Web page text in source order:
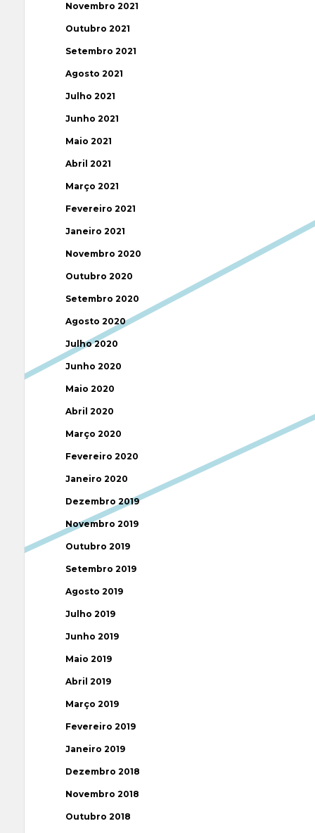
Novembro 2021
Outubro 2021
Setembro 2021
Agosto 2021
Julho 2021
Junho 2021
Maio 2021
Abril 2021
Março 2021
Fevereiro 2021
Janeiro 2021
Novembro 2020
Outubro 2020
Setembro 2020
Agosto 2020
Julho 2020
Junho 2020
Maio 2020
Abril 2020
Março 2020
Fevereiro 2020
Janeiro 2020
Dezembro 2019
Novembro 2019
Outubro 2019
Setembro 2019
Agosto 2019
Julho 2019
Junho 2019
Maio 2019
Abril 2019
Março 2019
Fevereiro 2019
Janeiro 2019
Dezembro 2018
Novembro 2018
Outubro 2018